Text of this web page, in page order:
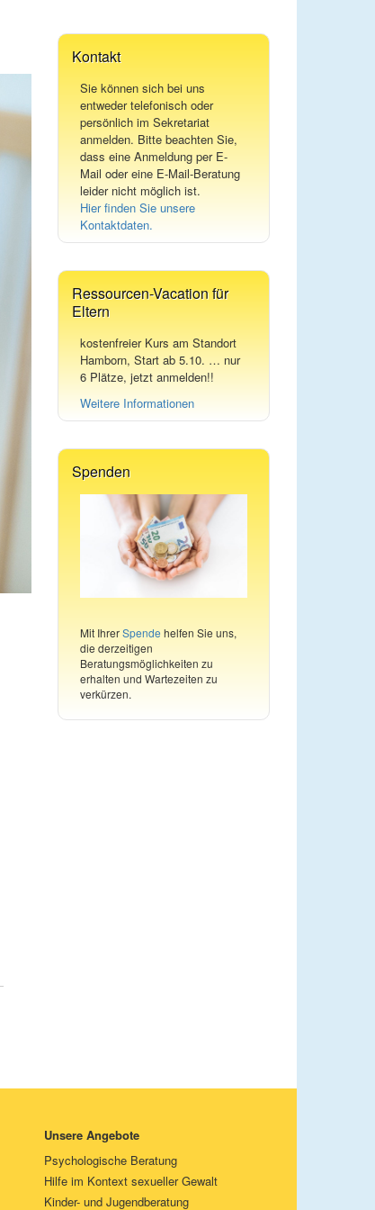
Kontakt
Sie können sich bei uns
entweder telefonisch oder
persönlich im Sekretariat
anmelden. Bitte beachten Sie,
dass eine Anmeldung per E-
Mail oder eine E-Mail-Beratung
leider nicht möglich ist.
Hier finden Sie unsere
Kontaktdaten.
Ressourcen-Vacation für
Eltern
kostenfreier Kurs am Standort
Hamborn, Start ab 5.10. … nur
6 Plätze, jetzt anmelden!!
Weitere Informationen
Spenden
Mit IhrerSpende helfen Sie uns,
die derzeitigen
Beratungsmöglichkeiten zu
erhalten und Wartezeiten zu
verkürzen.
Unsere Angebote
Psychologische Beratung
Hilfe im Kontext sexueller Gewalt
Kinder- und Jugendberatung